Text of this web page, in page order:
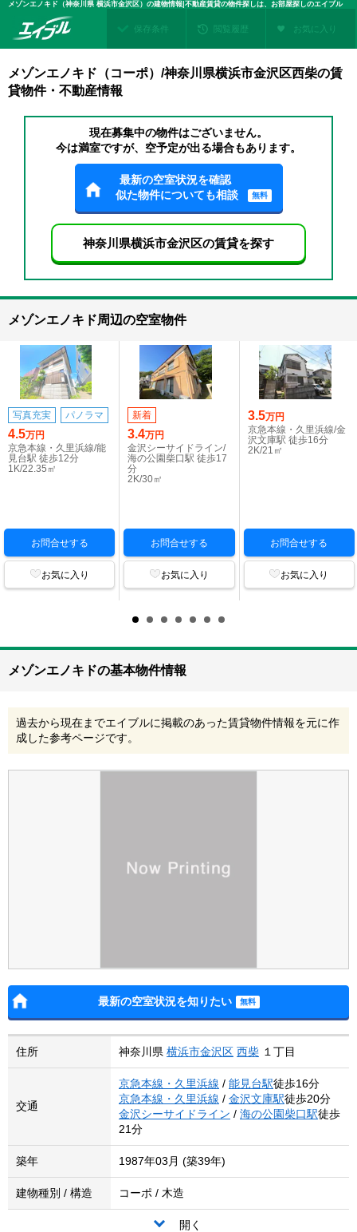
メゾンエノキド（神奈川県 横浜市金沢区）の建物情報|不動産賃貸の物件探しは、お部屋探しのエイブル
保存条件 閲覧履歴 お気に入り
メゾンエノキド（コーポ）/神奈川県横浜市金沢区西柴の賃
貸物件・不動産情報
現在募集中の物件はございません。
今は満室ですが、空予定が出る場合もあります。
最新の空室状況を確認
似た物件についても相談
無料
神奈川県横浜市金沢区の賃貸を探す
メゾンエノキド周辺の空室物件
写真充実 パノラマ
4.5万円
京急本線・久里浜線/能
見台駅 徒歩12分
1K/22.35㎡
お問合せする
お気に入り
新着
3.4万円
金沢シーサイドライン/
海の公園柴口駅 徒歩17
分
2K/30㎡
お問合せする
お気に入り
3.5万円
京急本線・久里浜線/金
沢文庫駅 徒歩16分
2K/21㎡
お問合せする
お気に入り
メゾンエノキドの基本物件情報
過去から現在までエイブルに掲載のあった賃貸物件情報を元に作
成した参考ページです。
最新の空室状況を知りたい
住所 神奈川県 横浜市金沢区 西柴 １丁目
交通
京急本線・久里浜線 / 能見台駅徒歩16分
京急本線・久里浜線 / 金沢文庫駅徒歩20分
金沢シーサイドライン / 海の公園柴口駅徒歩
21分
築年 1987年03月 (築39年)
建物種別 / 構造 コーポ / 木造
開く